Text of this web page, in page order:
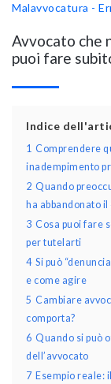
Malavvocatura -
Avvocato che
puoi fare
Indice
1 Comprendere
inadempimento
2 Quando
ha abbandonato
3 Cosa puoi fare
per tutelarti
4 Si può
e come agire
5 Cambiare
comporta?
6 Quando si può
dell’avvocato
7 Esempio reale: